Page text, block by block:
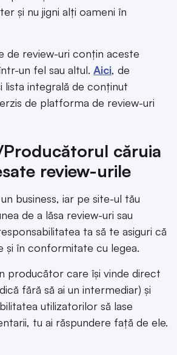
și nu jigni alți oameni în
de review-uri conțin aceste
un fel sau altul. Aici, de
lista integrală de conținut
de platforma de review-uri
Producătorul căruia
review-urile
business, iar pe site-ul tău
de a lăsa review-uri sau
ta să te asiguri că
și în conformitate cu legea.
producător care își vinde direct
fără să ai un intermediar) și
utilizatorilor să lase
tu ai răspundere față de ele.